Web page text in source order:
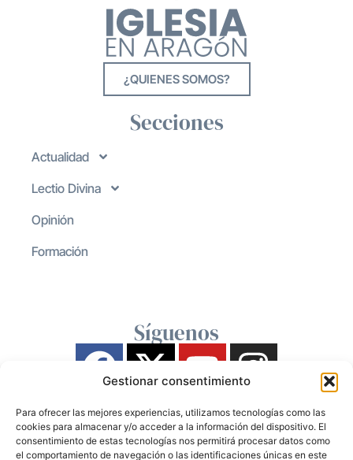
Gestionar consentimiento
Para ofrecer las mejores experiencias, utilizamos tecnologías como las
cookies para almacenar y/o acceder a la información del dispositivo. El
consentimiento de estas tecnologías nos permitirá procesar datos como
el comportamiento de navegación o las identificaciones únicas en este
¿QUIENES SOMOS?
Secciones
Actualidad
Lectio Divina
Opinión
Formación
Síguenos